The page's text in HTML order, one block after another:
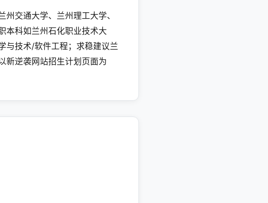
交通大学、兰州理工大学、
本科如兰州石化职业技术大
与技术/软件工程；求稳建议兰
新逆袭网站招生计划页面为